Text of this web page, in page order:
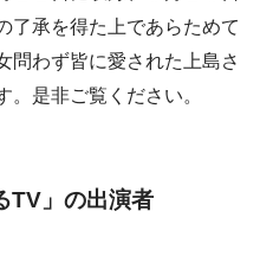
了承を得た上であらためて
問わず皆に愛された上島さ
。是非ご覧ください。
TV」の出演者